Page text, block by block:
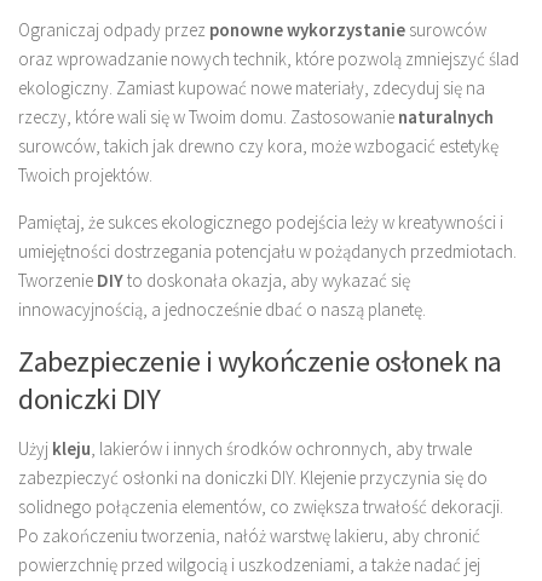
Ograniczaj odpady przez ponowne wykorzystanie surowców
oraz wprowadzanie nowych technik, które pozwolą zmniejszyć ślad
ekologiczny. Zamiast kupować nowe materiały, zdecyduj się na
rzeczy, które wali się w Twoim domu. Zastosowanie naturalnych
surowców, takich jak drewno czy kora, może wzbogacić estetykę
Twoich projektów.
Pamiętaj, że sukces ekologicznego podejścia leży w kreatywności i
umiejętności dostrzegania potencjału w pożądanych przedmiotach.
Tworzenie DIYto doskonała okazja, aby wykazać się
innowacyjnością, a jednocześnie dbać o naszą planetę.
Zabezpieczenie i wykończenie osłonek na
doniczki DIY
Użyj kleju, lakierów i innych środków ochronnych, aby trwale
zabezpieczyć osłonki na doniczki DIY. Klejenie przyczynia się do
solidnego połączenia elementów, co zwiększa trwałość dekoracji.
Po zakończeniu tworzenia, nałóż warstwę lakieru, aby chronić
powierzchnię przed wilgocią i uszkodzeniami, a także nadać jej